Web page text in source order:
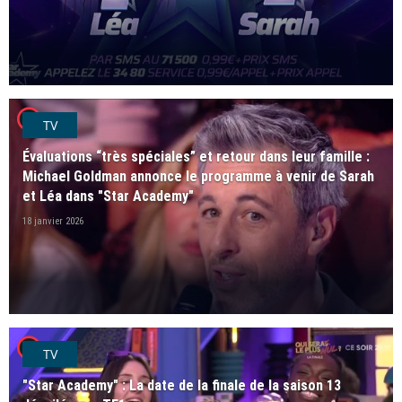
player2TV
Évaluations “très spéciales” et retour dans leur famille :
Michael Goldman annonce le programme à venir de Sarah
et Léa dans "Star Academy"
18 janvier 2026
player2TV
"Star Academy" : La date de la finale de la saison 13